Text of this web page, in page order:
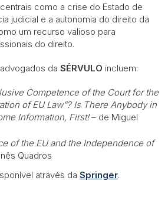
como a crise do Estado de
judicial e a autonomia do direito da
um recurso valioso para
do direito.
da SÉRVULO incluem:
Competence of the Court for the
of EU Law”? Is There Anybody in
Information, First!– de Miguel
of the EU and the Independence of
Quadros
através da Springer.